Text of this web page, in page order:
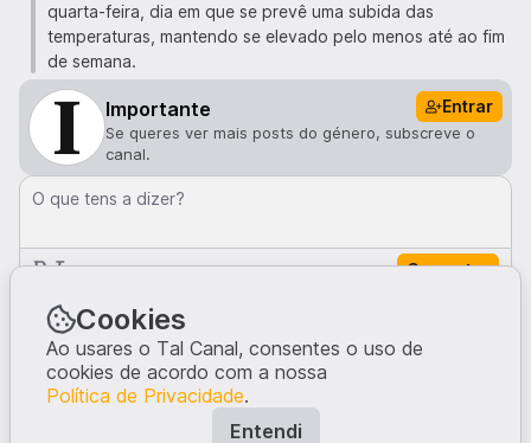
quarta-feira, dia em que se prevê uma subida das
temperaturas, mantendo se elevado pelo menos até ao fim
de semana.
Importante Entrar
Se queres ver mais posts do género, subscreve o
canal.
O que tens a dizer?
Comentar
Comentários · 0
Ninguém comentou neste post.
Escreve a tua opinião, dando início à conversa.
Cookies
Ao usares o Tal Canal, consentes o uso de
cookies de acordo com a nossa
Política de Privacidade.
Entendi